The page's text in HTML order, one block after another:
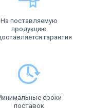
На поставляемую
продукцию
гарантия
сроки
поставок